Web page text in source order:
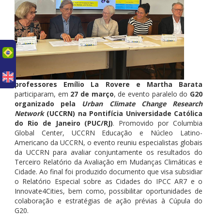
professores Emílio La Rovere e Martha Barata
participaram, em 27 de março, de evento paralelo do G20
organizado pela Urban Climate Change Research
Network(UCCRN) na Pontifícia Universidade Católica
do Rio de Janeiro (PUC/RJ). Promovido por Columbia
Global Center, UCCRN Educação e Núcleo Latino-
Americano da UCCRN, o evento reuniu especialistas globais
da UCCRN para avaliar conjuntamente os resultados do
Terceiro Relatório da Avaliação em Mudanças Climáticas e
Cidade. Ao final foi produzido documento que visa subsidiar
o Relatório Especial sobre as Cidades do IPCC AR7 e o
Innovate4Cities, bem como, possibilitar oportunidades de
colaboração e estratégias de ação prévias à Cúpula do
G20.